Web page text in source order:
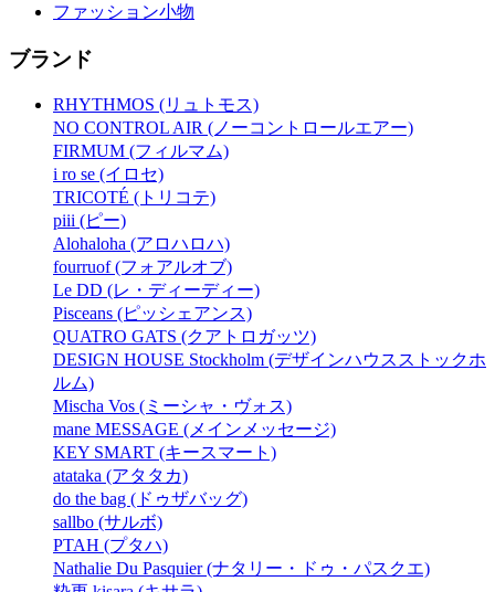
ファッション小物
ブランド
RHYTHMOS (リュトモス)
NO CONTROL AIR (ノーコントロールエアー)
FIRMUM (フィルマム)
i ro se (イロセ)
TRICOTÉ (トリコテ)
piii (ピー)
Alohaloha (アロハロハ)
fourruof (フォアルオブ)
Le DD (レ・ディーディー)
Pisceans (ピッシェアンス)
QUATRO GATS (クアトロガッツ)
DESIGN HOUSE Stockholm (デザインハウスストックホ
ルム)
Mischa Vos (ミーシャ・ヴォス)
mane MESSAGE (メインメッセージ)
KEY SMART (キースマート)
atataka (アタタカ)
do the bag (ドゥザバッグ)
sallbo (サルボ)
PTAH (プタハ)
Nathalie Du Pasquier (ナタリー・ドゥ・パスクエ)